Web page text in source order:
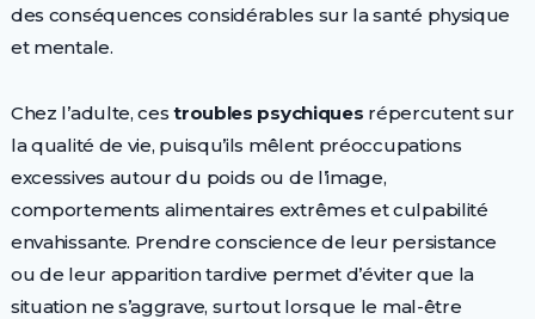
des conséquences considérables sur la santé physique
et mentale.
Chez l’adulte, cestroubles psychiques répercutent sur
la qualité de vie, puisqu’ils mêlent préoccupations
excessives autour du poids ou de l’image,
comportements alimentaires extrêmes et culpabilité
envahissante. Prendre conscience de leur persistance
ou de leur apparition tardive permet d’éviter que la
situation ne s’aggrave, surtout lorsque le mal-être